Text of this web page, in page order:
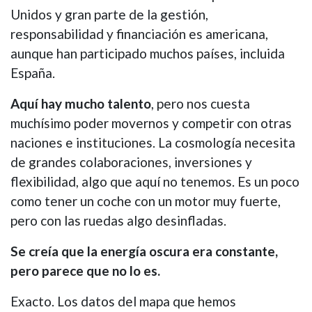
Unidos y gran parte de la gestión,
responsabilidad y financiación es americana,
aunque han participado muchos países, incluida
España.
Aquí hay mucho talento, pero nos cuesta
muchísimo poder movernos y competir con otras
naciones e instituciones. La cosmología necesita
de grandes colaboraciones, inversiones y
flexibilidad, algo que aquí no tenemos. Es un poco
como tener un coche con un motor muy fuerte,
pero con las ruedas algo desinfladas.
Se creía que la energía oscura era constante,
pero parece que no lo es.
Exacto. Los datos del mapa que hemos